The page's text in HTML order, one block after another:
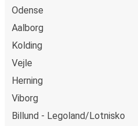
Odense
Aalborg
Kolding
Vejle
Herning
Viborg
Billund - Legoland/Lotnisko